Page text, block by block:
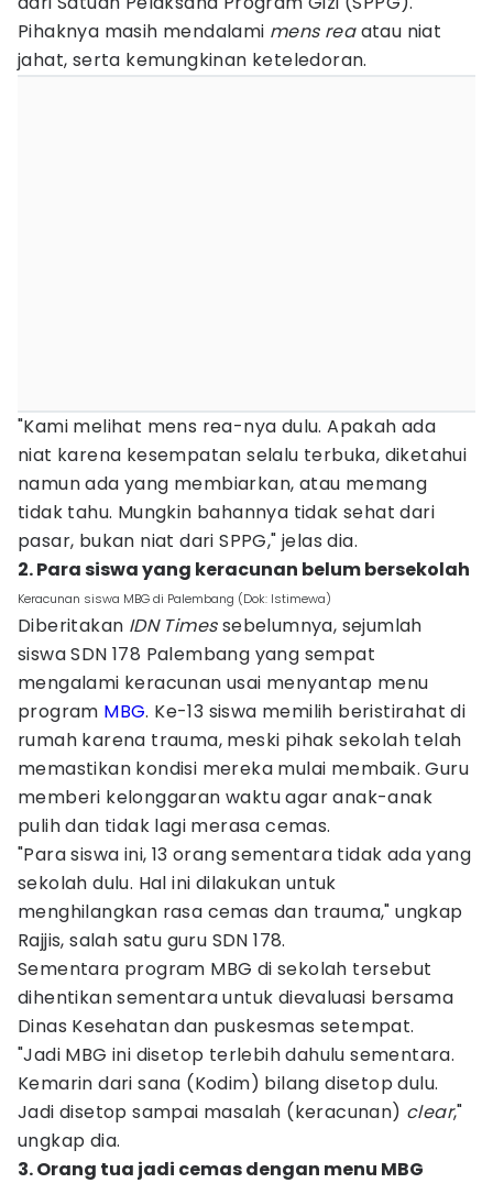
Pihaknya masih mendalami mens reaatau niat
jahat, serta kemungkinan keteledoran.
"Kami melihat mens rea-nya dulu. Apakah ada
niat karena kesempatan selalu terbuka, diketahui
namun ada yang membiarkan, atau memang
tidak tahu. Mungkin bahannya tidak sehat dari
pasar, bukan niat dari SPPG," jelas dia.
2. Para siswa yang keracunan belum bersekolah
Keracunan siswa MBG di Palembang (Dok: Istimewa)
Diberitakan IDN Timessebelumnya, sejumlah
siswa SDN 178 Palembang yang sempat
mengalami keracunan usai menyantap menu
program MBG. Ke-13 siswa memilih beristirahat di
rumah karena trauma, meski pihak sekolah telah
memastikan kondisi mereka mulai membaik. Guru
memberi kelonggaran waktu agar anak-anak
pulih dan tidak lagi merasa cemas.
"Para siswa ini, 13 orang sementara tidak ada yang
sekolah dulu. Hal ini dilakukan untuk
menghilangkan rasa cemas dan trauma," ungkap
Rajjis, salah satu guru SDN 178.
Sementara program MBG di sekolah tersebut
dihentikan sementara untuk dievaluasi bersama
Dinas Kesehatan dan puskesmas setempat.
"Jadi MBG ini disetop terlebih dahulu sementara.
Kemarin dari sana (Kodim) bilang disetop dulu.
Jadi disetop sampai masalah (keracunan) clear,"
ungkap dia.
3. Orang tua jadi cemas dengan menu MBG